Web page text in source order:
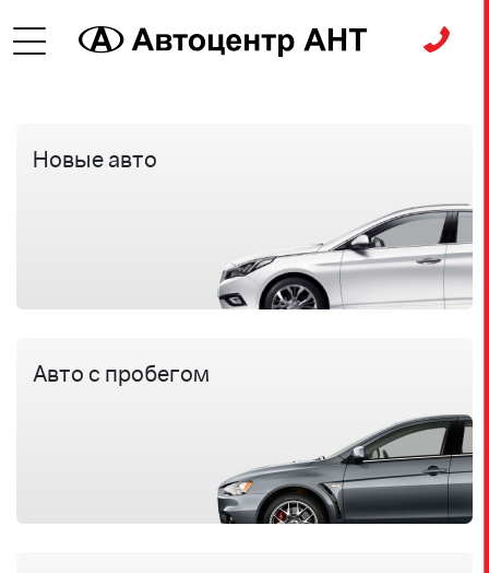
Новые авто
Авто с пробегом